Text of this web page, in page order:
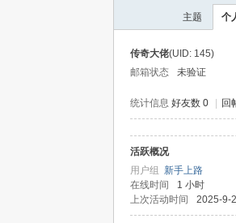
主题 个
传奇大佬(UID: 145)
邮箱状态
未验证
统计信息 好友数 0 回
活跃概况
用户组 新手上路
在线时间
1 小时
上次活动时间
2025-9-